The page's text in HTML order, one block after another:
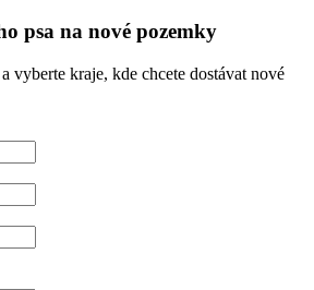
psa na nové pozemky
vyberte kraje, kde chcete dostávat nové